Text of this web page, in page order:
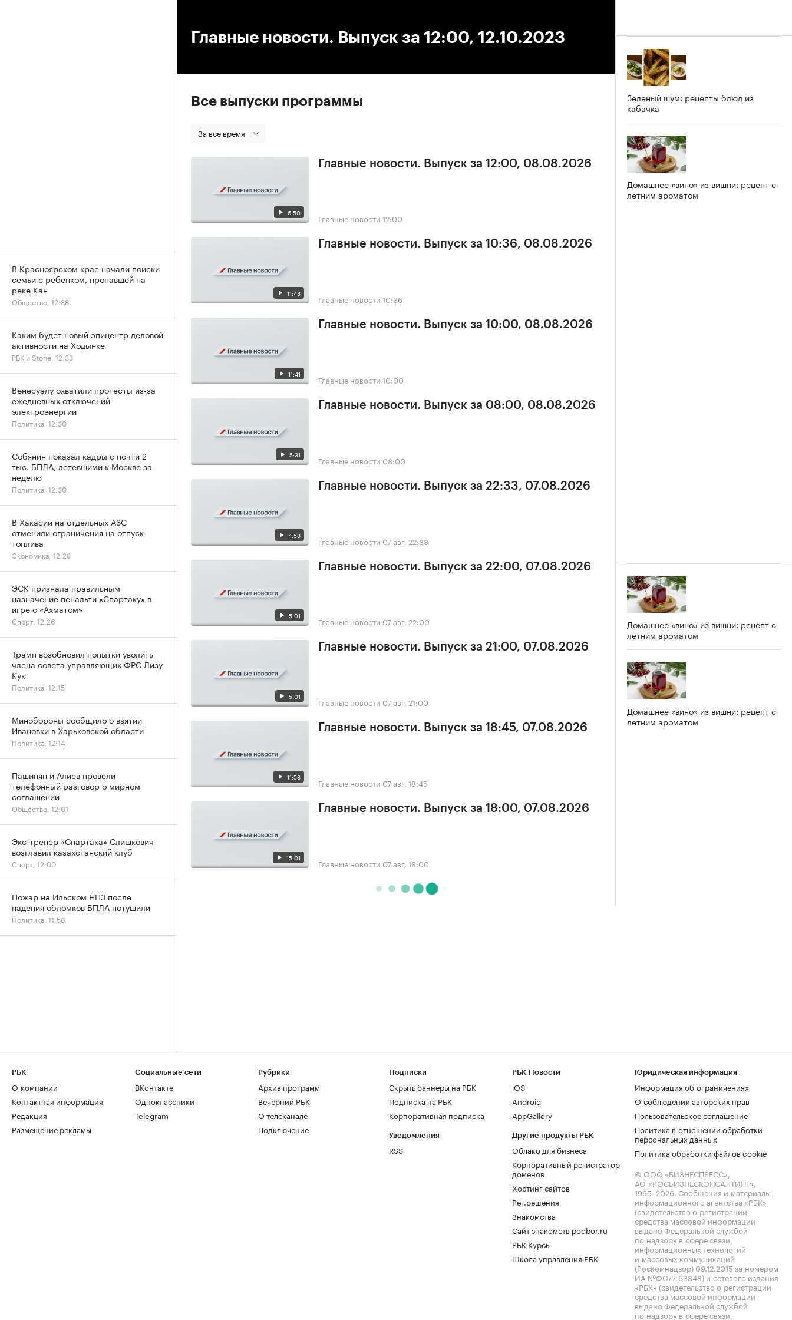
Главные новости. Выпуск за 12:00, 12.10.2023
Все выпуски программы
За все время
6:50
Главные новости. Выпуск за 12:00, 08.08.2026
Главные новости 12:00
11:43
Главные новости. Выпуск за 10:36, 08.08.2026
Главные новости 10:36
11:41
Главные новости. Выпуск за 10:00, 08.08.2026
Главные новости 10:00
5:31
Главные новости. Выпуск за 08:00, 08.08.2026
Главные новости 08:00
4:58
Главные новости. Выпуск за 22:33, 07.08.2026
Главные новости 07 авг, 22:33
5:01
Главные новости. Выпуск за 22:00, 07.08.2026
Главные новости 07 авг, 22:00
5:01
Главные новости. Выпуск за 21:00, 07.08.2026
Главные новости 07 авг, 21:00
11:58
Главные новости. Выпуск за 18:45, 07.08.2026
Главные новости 07 авг, 18:45
15:01
Главные новости. Выпуск за 18:00, 07.08.2026
Главные новости 07 авг, 18:00
Зеленый шум: рецепты блюд из
кабачка
Домашнее «вино» из вишни: рецепт с
летним ароматом
Домашнее «вино» из вишни: рецепт с
летним ароматом
Домашнее «вино» из вишни: рецепт с
летним ароматом
В Красноярском крае начали поиски
семьи с ребенком, пропавшей на
реке Кан
Общество, 12:38
Каким будет новый эпицентр деловой
активности на Ходынке
РБК и Stone, 12:33
Венесуэлу охватили протесты из-за
ежедневных отключений
электроэнергии
Политика, 12:30
Собянин показал кадры с почти 2
тыс. БПЛА, летевшими к Москве за
неделю
Политика, 12:30
В Хакасии на отдельных АЗС
отменили ограничения на отпуск
топлива
Экономика, 12:28
ЭСК признала правильным
назначение пенальти «Спартаку» в
игре с «Ахматом»
Спорт, 12:26
Трамп возобновил попытки уволить
члена совета управляющих ФРС Лизу
Кук
Политика, 12:15
Минобороны сообщило о взятии
Ивановки в Харьковской области
Политика, 12:14
Пашинян и Алиев провели
телефонный разговор о мирном
соглашении
Общество, 12:01
Экс-тренер «Спартака» Слишкович
возглавил казахстанский клуб
Спорт, 12:00
Пожар на Ильском НПЗ после
падения обломков БПЛА потушили
Политика, 11:58
РБК
О компании
Контактная информация
Редакция
Размещение рекламы
Социальные сети
ВКонтакте
Одноклассники
Telegram
Рубрики
Архив программ
Вечерний РБК
О телеканале
Подключение
Подписки
Скрыть баннеры на РБК
Подписка на РБК
Корпоративная подписка
Уведомления
RSS
РБК Новости
iOS
Android
AppGallery
Другие продукты РБК
Облако для бизнеса
Корпоративный регистратор
доменов
Хостинг сайтов
Рег.решения
Знакомства
Сайт знакомств podbor.ru
РБК Курсы
Школа управления РБК
Юридическая информация
Информация об ограничениях
О соблюдении авторских прав
Пользовательское соглашение
Политика в отношении обработки
персональных данных
Политика обработки файлов cookie
© ООО «БИЗНЕСПРЕСС»,
АО «РОСБИЗНЕСКОНСАЛТИНГ»,
1995–2026. Сообщения и материалы
информационного агентства «РБК»
(свидетельство о регистрации
средства массовой информации
выдано Федеральной службой
по надзору в сфере связи,
информационных технологий
и массовых коммуникаций
(Роскомнадзор) 09.12.2015 за номером
ИА №ФС77-63848) и сетевого издания
«РБК» (свидетельство о регистрации
средства массовой информации
выдано Федеральной службой
по надзору в сфере связи,